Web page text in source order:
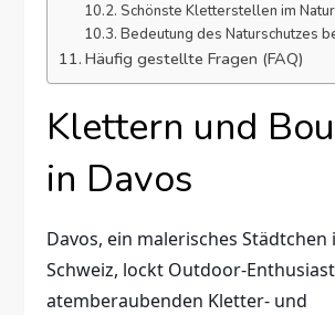
Schönste Kletterstellen im
Bedeutung des Naturschutzes
Häufig gestellte Fragen (FAQ)
Klettern und
in Davos
Davos, ein malerisches Städtchen
Schweiz, lockt Outdoor-
atemberaubenden Kletter- und